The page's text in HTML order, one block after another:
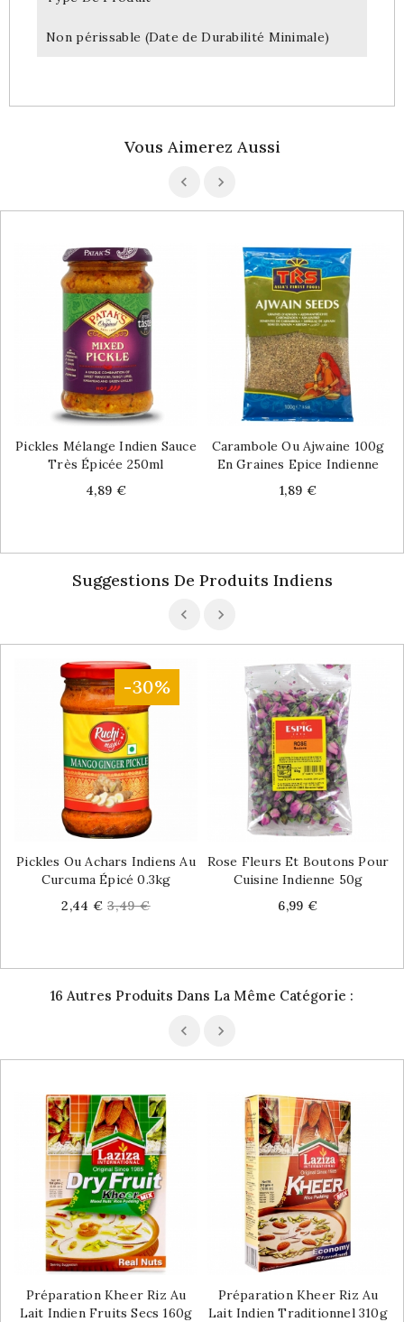
Non périssable (Date de Durabilité Minimale)
Vous Aimerez Aussi
Pickles Mélange Indien Sauce
Très Épicée 250ml
Price
4,89 €
Carambole Ou Ajwaine 100g
En Graines Epice Indienne
Price
1,89 €
Suggestions De Produits Indiens
-30%
Pickles Ou Achars Indiens Au
Curcuma Épicé 0.3kg
Price
2,44 € Regular
3,49 €
Rose Fleurs Et Boutons Pour
Cuisine Indienne 50g
Price
6,99 €
16 Autres Produits Dans La Même Catégorie :
Préparation Kheer Riz Au
Lait Indien Fruits Secs 160g
Préparation Kheer Riz Au
Lait Indien Traditionnel 310g